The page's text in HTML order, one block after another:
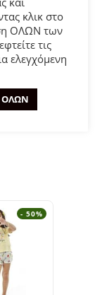
- 50%
κλικ στο
ΟΛΩΝ των
τις
ελεγχόμενη